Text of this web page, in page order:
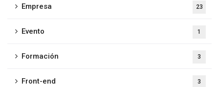
Empresa 23
Evento 1
Formación 3
Front-end 3